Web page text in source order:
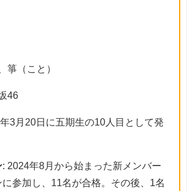
箏（こと）
46
3月20日に五期生の10人目として発
: 2024年8月から始まった新メンバー
参加し、11名が合格。その後、1名